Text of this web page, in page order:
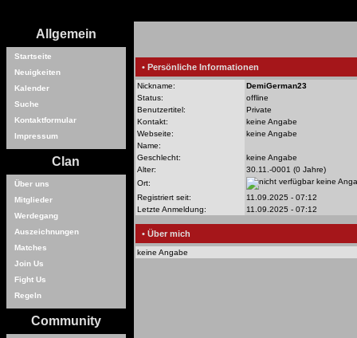
Allgemein
Startseite
Neuigkeiten
Kalender
Suche
Kontaktformular
Impressum
Clan
Über uns
Mitglieder
Werdegang
Auszeichnungen
Matches
Join Us
Fight Us
Regeln
Community
• Persönliche Informationen
Nickname:
DemiGerman23
Status:
offline
Benutzertitel:
Private
Kontakt:
keine Angabe
Webseite:
keine Angabe
Name:
Geschlecht:
keine Angabe
Alter:
30.11.-0001 (0 Jahre)
Ort:
keine
Registriert seit:
11.09.2025 - 07:12
Letzte Anmeldung:
11.09.2025 - 07:12
• Über mich
keine Angabe